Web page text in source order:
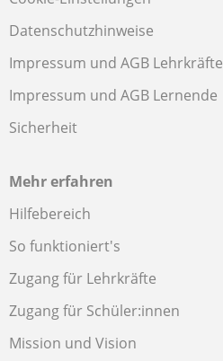
Datenschutzhinweise
Impressum und AGB Lehrkräfte
Impressum und AGB Lernende
Sicherheit
Mehr erfahren
Hilfebereich
So funktioniert's
Zugang für Lehrkräfte
Zugang für Schüler:innen
Mission und Vision